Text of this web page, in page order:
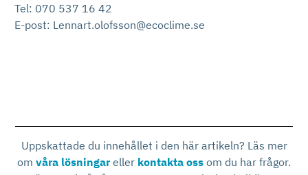
Tel: 070 537 16 42
E-post: Lennart.olofsson@ecoclime.se
Uppskattade du innehållet i den här artikeln? Läs mer
om våra lösningareller kontakta oss om du har frågor.